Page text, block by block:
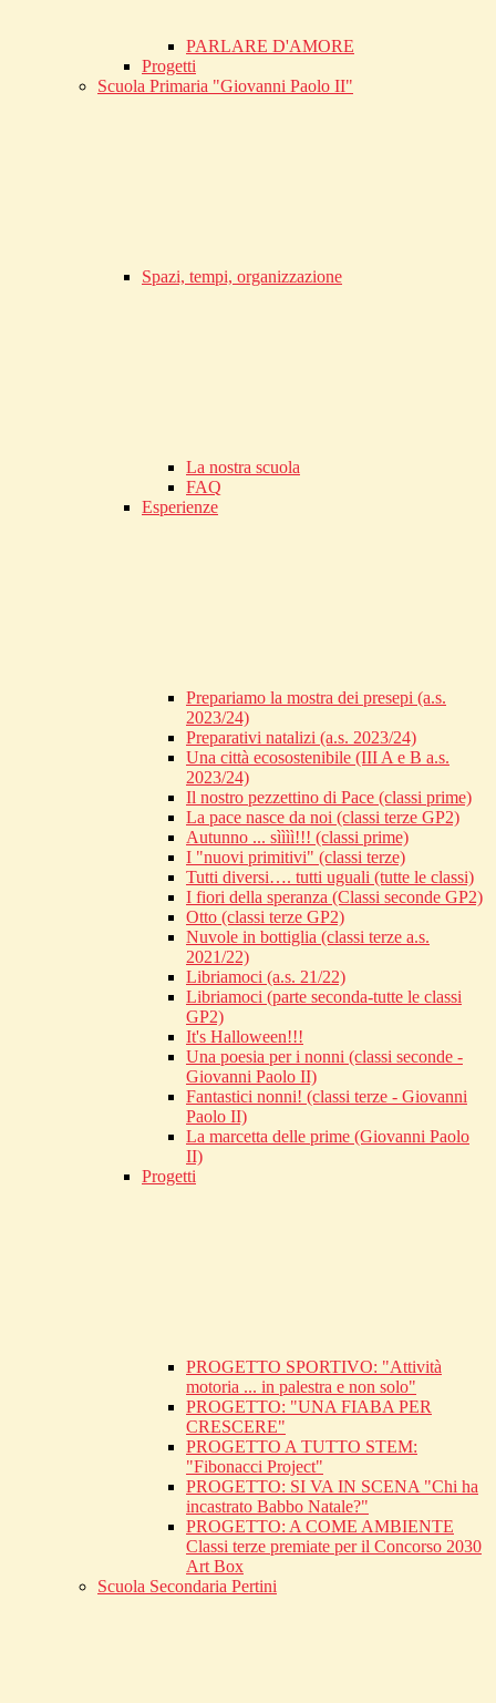
PARLARE D'AMORE
Progetti
Scuola Primaria "Giovanni Paolo II"
Spazi, tempi, organizzazione
La nostra scuola
FAQ
Esperienze
Prepariamo la mostra dei presepi (a.s.
2023/24)
Preparativi natalizi (a.s. 2023/24)
Una città ecosostenibile (III A e B a.s.
2023/24)
Il nostro pezzettino di Pace (classi prime)
La pace nasce da noi (classi terze GP2)
Autunno ... sìììì!!! (classi prime)
I "nuovi primitivi" (classi terze)
Tutti diversi…. tutti uguali (tutte le classi)
I fiori della speranza (Classi seconde GP2)
Otto (classi terze GP2)
Nuvole in bottiglia (classi terze a.s.
2021/22)
Libriamoci (a.s. 21/22)
Libriamoci (parte seconda-tutte le classi
GP2)
It's Halloween!!!
Una poesia per i nonni (classi seconde -
Giovanni Paolo II)
Fantastici nonni! (classi terze - Giovanni
Paolo II)
La marcetta delle prime (Giovanni Paolo
II)
Progetti
PROGETTO SPORTIVO: "Attività
motoria ... in palestra e non solo"
PROGETTO: "UNA FIABA PER
CRESCERE"
PROGETTO A TUTTO STEM:
"Fibonacci Project"
PROGETTO: SI VA IN SCENA "Chi ha
incastrato Babbo Natale?"
PROGETTO: A COME AMBIENTE
Classi terze premiate per il Concorso 2030
Art Box
Scuola Secondaria Pertini